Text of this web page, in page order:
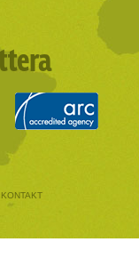
KONTAKT